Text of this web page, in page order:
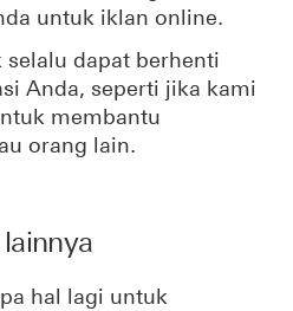
untuk iklan online.
dapat berhenti
Anda, seperti jika kami
membantu
orang lain.
hal lagi untuk